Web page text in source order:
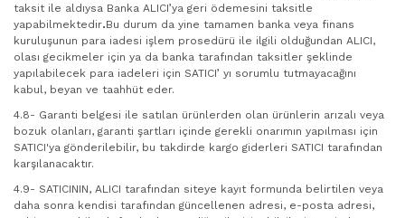
taksit ile aldıysa Banka ALICI’ya geri ödemesini taksitle
yapabilmektedir.Bu durum da yine tamamen banka veya finans
kuruluşunun para iadesi işlem prosedürü ile ilgili olduğundan ALICI,
olası gecikmeler için ya da banka tarafından taksitler şeklinde
yapılabilecek para iadeleri için SATICI’ yı sorumlu tutmayacağını
kabul, beyan ve taahhüt eder.
4.8- Garanti belgesi ile satılan ürünlerden olan ürünlerin arızalı veya
bozuk olanları, garanti şartları içinde gerekli onarımın yapılması için
SATICI'ya gönderilebilir, bu takdirde kargo giderleri SATICI tarafından
karşılanacaktır.
4.9- SATICININ, ALICI tarafından siteye kayıt formunda belirtilen veya
daha sonra kendisi tarafından güncellenen adresi, e-posta adresi,